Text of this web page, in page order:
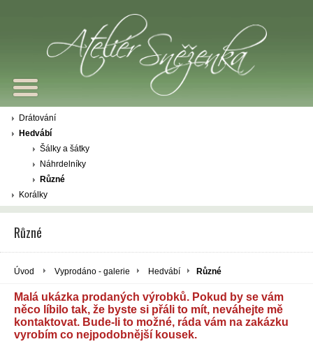
Drátování
Hedvábí
Šálky a šátky
Náhrdelníky
Různé
Korálky
Různé
Úvod Vyprodáno - galerie Hedvábí Různé
Malá ukázka prodaných výrobků. Pokud by se vám
něco líbilo tak, že byste si přáli to mít, neváhejte mě
kontaktovat. Bude-li to možné, ráda vám na zakázku
vyrobím co nejpodobnější kousek.